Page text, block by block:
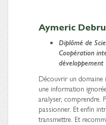
Aymeric
Diplômé de
Coopération
développement
Découvrir un domaine
une information
analyser, comprendre.
passionner. Et enfin
transmettre. Et